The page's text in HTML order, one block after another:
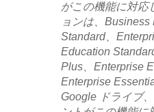
がこの機能に対応
ョンは、
Standard、
Education
Plus、Enterprise
Enterprise
Google ドライブ